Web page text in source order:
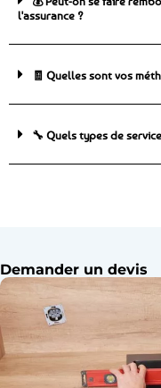
l'assurance ?
🧾 Quelles sont vos
🔧 Quels types de
Demander un devis